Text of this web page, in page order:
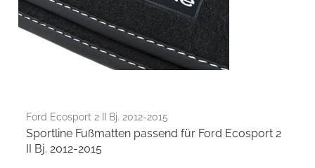
Ford Ecosport 2 II Bj. 2012-2015
Sportline Fußmatten passend für Ford Ecosport 2
II Bj. 2012-2015